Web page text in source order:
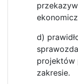
d)
projektów
zakresie.